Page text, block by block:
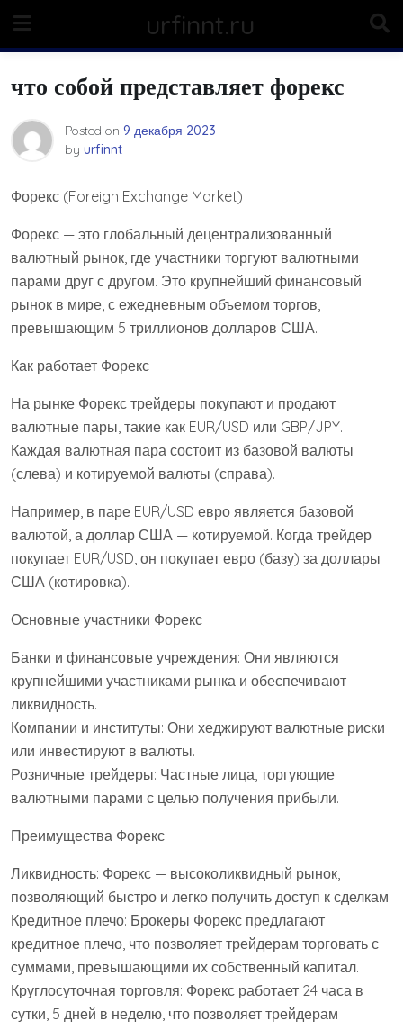
content
urfinnt.ru
что собой представляет форекс
Posted on 9 декабря 2023
by urfinnt
Форекс (Foreign Exchange Market)
Форекс — это глобальный децентрализованный
валютный рынок, где участники торгуют валютными
парами друг с другом. Это крупнейший финансовый
рынок в мире, с ежедневным объемом торгов,
превышающим 5 триллионов долларов США.
Как работает Форекс
На рынке Форекс трейдеры покупают и продают
валютные пары, такие как EUR/USD или GBP/JPY.
Каждая валютная пара состоит из базовой валюты
(слева) и котируемой валюты (справа).
Например, в паре EUR/USD евро является базовой
валютой, а доллар США — котируемой. Когда трейдер
покупает EUR/USD, он покупает евро (базу) за доллары
США (котировка).
Основные участники Форекс
Банки и финансовые учреждения: Они являются
крупнейшими участниками рынка и обеспечивают
ликвидность.
Компании и институты: Они хеджируют валютные риски
или инвестируют в валюты.
Розничные трейдеры: Частные лица, торгующие
валютными парами с целью получения прибыли.
Преимущества Форекс
Ликвидность: Форекс — высоколиквидный рынок,
позволяющий быстро и легко получить доступ к сделкам.
Кредитное плечо: Брокеры Форекс предлагают
кредитное плечо, что позволяет трейдерам торговать с
суммами, превышающими их собственный капитал.
Круглосуточная торговля: Форекс работает 24 часа в
сутки, 5 дней в неделю, что позволяет трейдерам